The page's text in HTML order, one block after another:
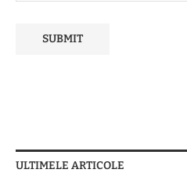
ULTIMELE ARTICOLE